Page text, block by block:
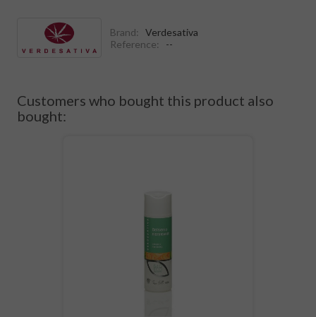
Brand:
Verdesativa
Reference:
--
Customers who bought this product also
bought: